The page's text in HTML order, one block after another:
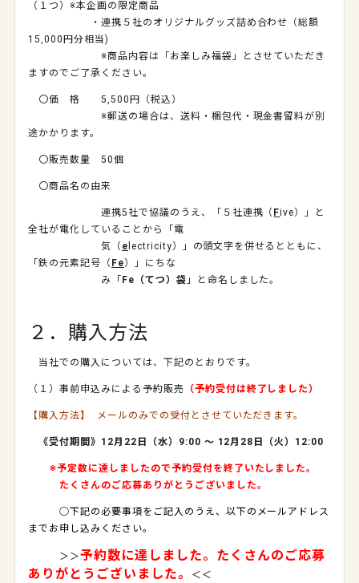
（１つ）※本企画の限定商品
・連携５社のオリジナルグッズ詰め合わせ（総額
15,000 円分相当)
※商品内容は「お楽しみ福袋」とさせていただき
ますのでご了承ください。
〇価 格5,500 円（税込）
※郵送の場合は、送料・梱包代・現金書留料が別
途かかります。
〇販売数量 50個
〇商品名の由来
連携5 社で協議のうえ、「５社連携（ Five）」と
全社が電化していることから「電
気（ e lectricity）」の頭文字を併せるとともに、
「鉄の元素記号（ Fe）」にちな
み「 Fe （てつ）袋 」と命名しました。
２．購入方法
当社での購入については、下記のとおりです。
（１）事前申込みによる予約販売 （予約受付は終了しました）
【購入方法】 メールのみでの受付とさせていただきます。
《受付期間》 12月 22 日（水） 9:00 ～ 12月 28 日（火） 12:00
※予定数に達しましたので予約受付を終了いたしました。
たくさんのご応募ありがとうございました。
○下記の必要事項をご記入のうえ、以下のメールアドレス
までお申し込みください。
＞＞予約数に達しました。たくさんのご応募
ありがとうございました。
＜＜